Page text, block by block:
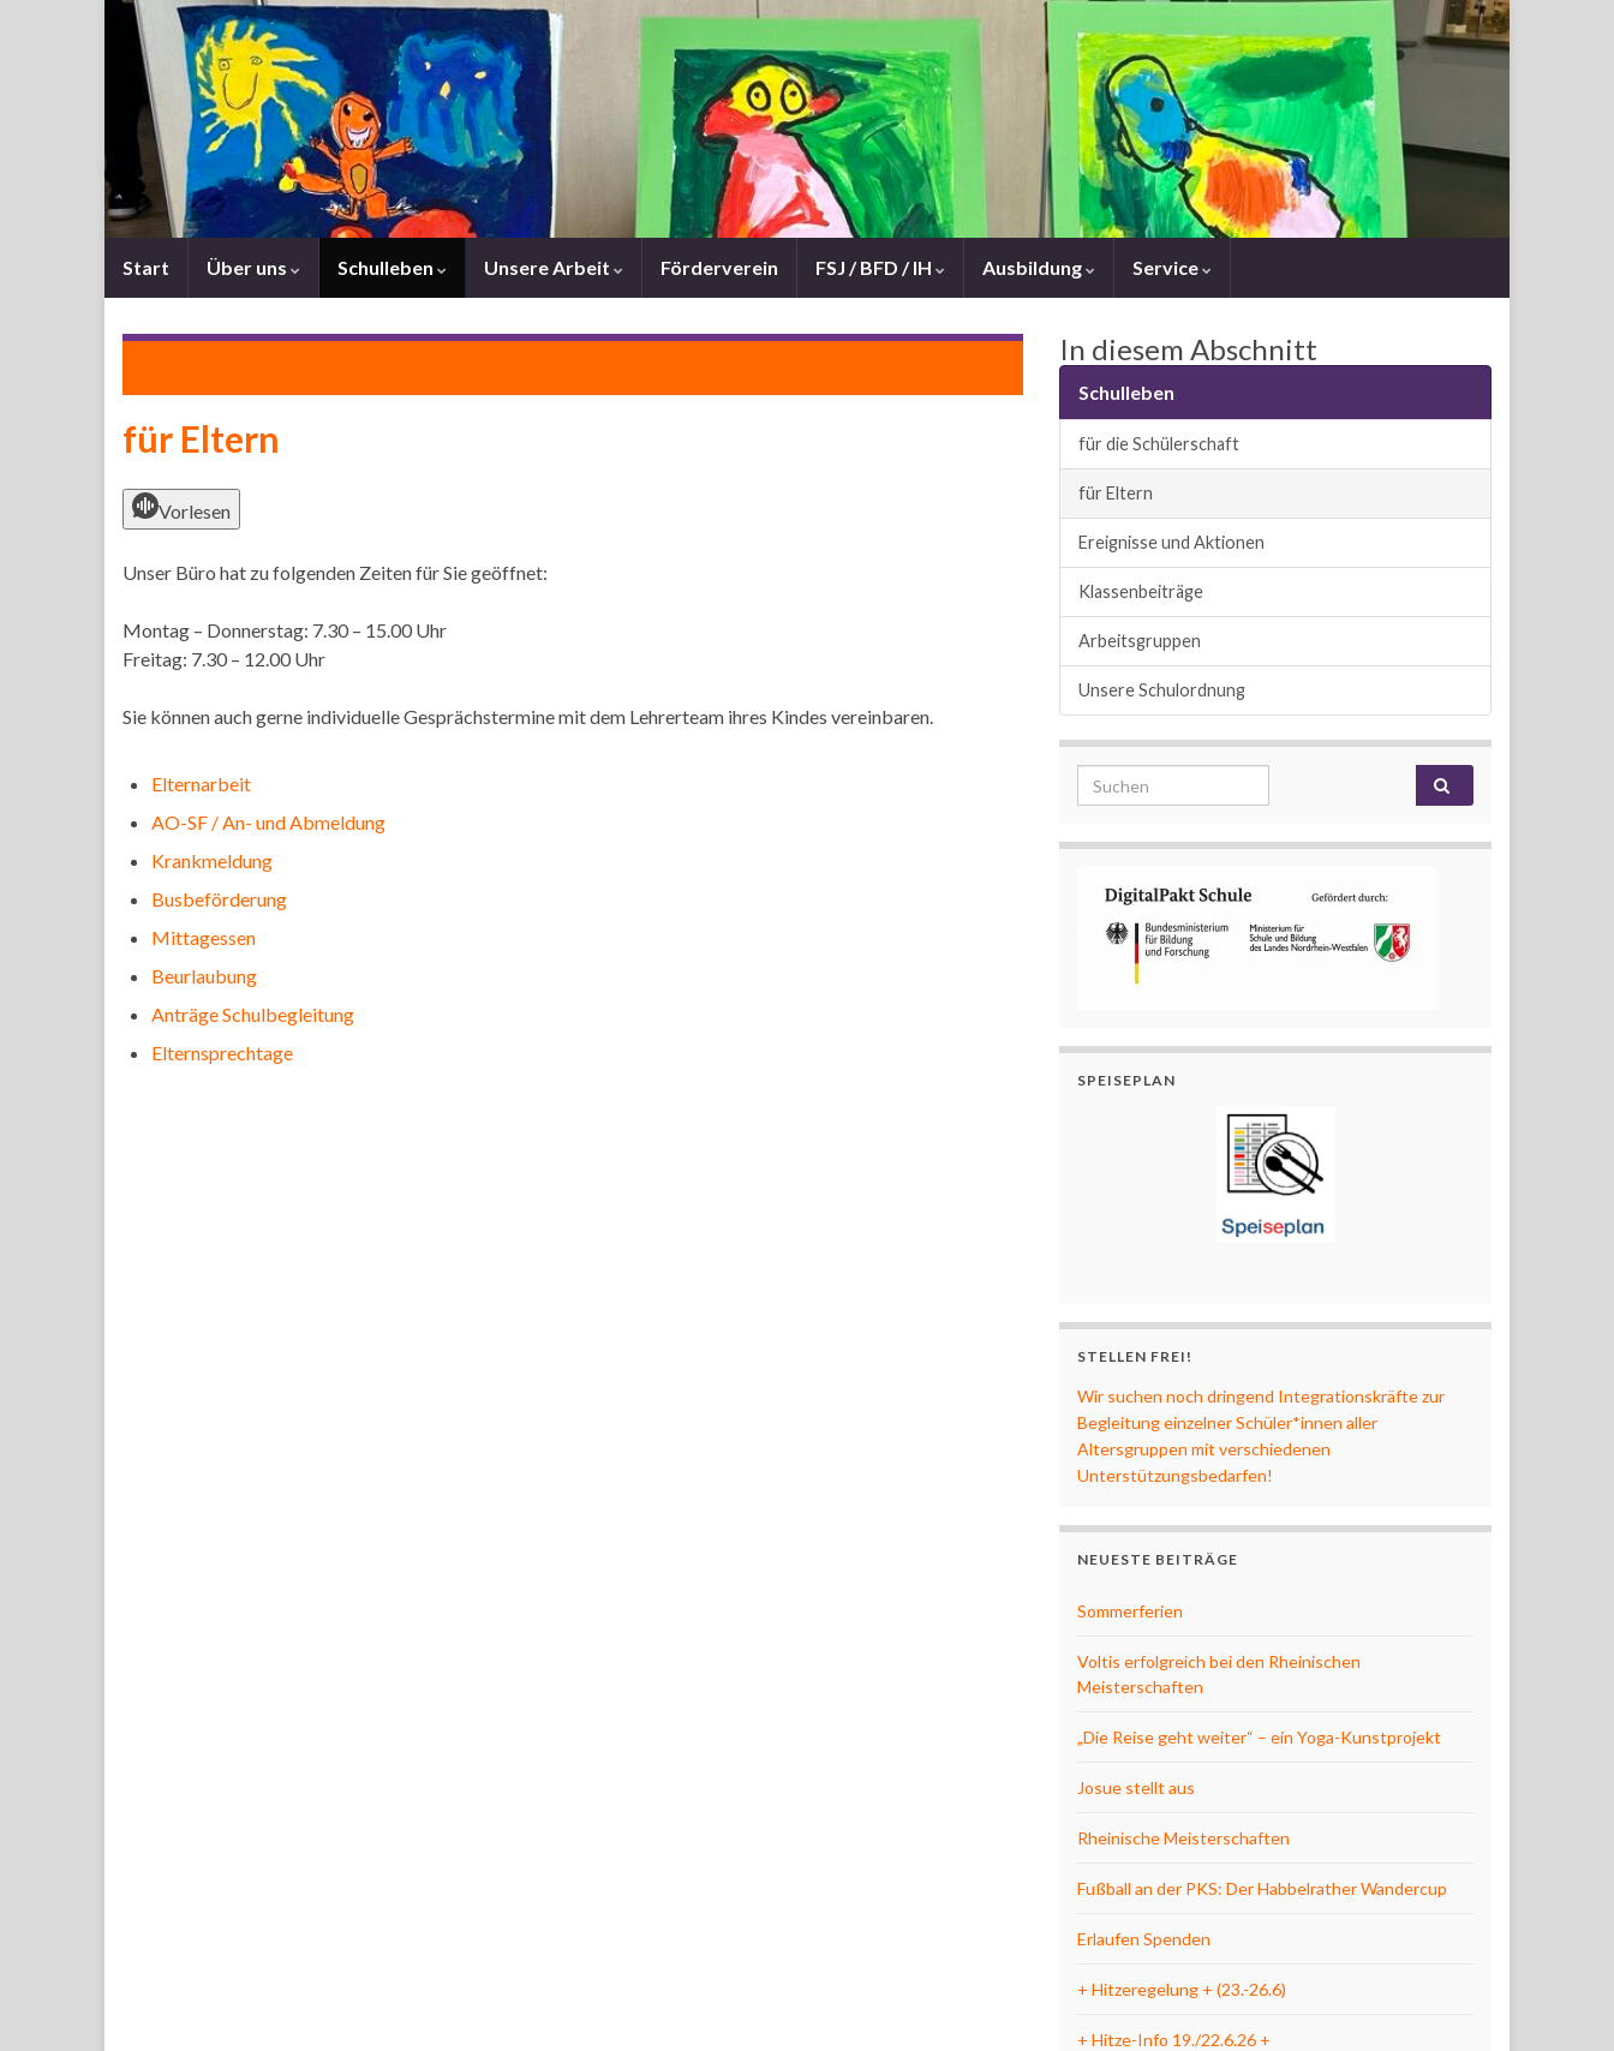
Start Über uns Schulleben Unsere Arbeit Förderverein FSJ / BFD / IH Ausbildung Service
für Eltern
Vorlesen
Unser Büro hat zu folgenden Zeiten für Sie geöffnet:
Montag – Donnerstag: 7.30 – 15.00 Uhr
Freitag: 7.30 – 12.00 Uhr
Sie können auch gerne individuelle Gesprächstermine mit dem Lehrerteam ihres Kindes vereinbaren.
Elternarbeit
AO-SF / An- und Abmeldung
Krankmeldung
Busbeförderung
Mittagessen
Beurlaubung
Anträge Schulbegleitung
Elternsprechtage
In diesem Abschnitt
Schulleben
für die Schülerschaft
für Eltern
Ereignisse und Aktionen
Klassenbeiträge
Arbeitsgruppen
Unsere Schulordnung
Search for:
SPEISEPLAN
STELLEN FREI!
Wir suchen noch dringend Integrationskräfte zur
Begleitung einzelner Schüler*innen aller
Altersgruppen mit verschiedenen
Unterstützungsbedarfen!
NEUESTE BEITRÄGE
Sommerferien
Voltis erfolgreich bei den Rheinischen
Meisterschaften
„Die Reise geht weiter“ – ein Yoga-Kunstprojekt
Josue stellt aus
Rheinische Meisterschaften
Fußball an der PKS: Der Habbelrather Wandercup
Erlaufen Spenden
+ Hitzeregelung + (23.-26.6)
+ Hitze-Info 19./22.6.26 +